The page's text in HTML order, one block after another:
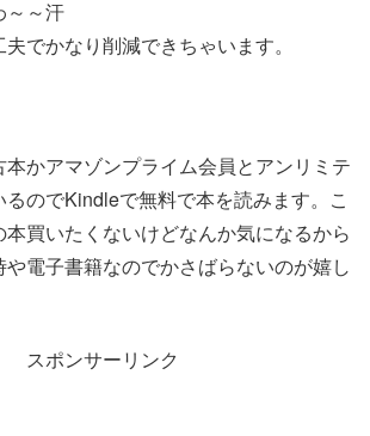
～～汗
でかなり削減できちゃいます。
本かアマゾンプライム会員とアンリミテ
るのでKindleで無料で本を読みます。こ
買いたくないけどなんか気になるから
電子書籍なのでかさばらないのが嬉し
スポンサーリンク